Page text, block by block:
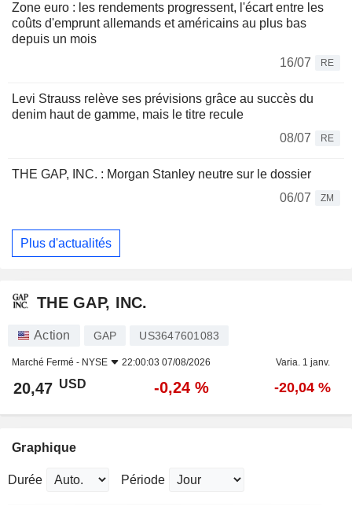
Zone euro : les rendements progressent, l'écart entre les
coûts d'emprunt allemands et américains au plus bas
depuis un mois
16/07
RE
Levi Strauss relève ses prévisions grâce au succès du
denim haut de gamme, mais le titre recule
08/07
RE
THE GAP, INC. : Morgan Stanley neutre sur le dossier
06/07
ZM
Plus d'actualités
THE GAP, INC.
Action GAP US3647601083
Marché Fermé - NYSE 22:00:03 07/08/2026 Varia. 1 janv.
20,47 USD -0,24 % -20,04 %
Graphique
Durée Période